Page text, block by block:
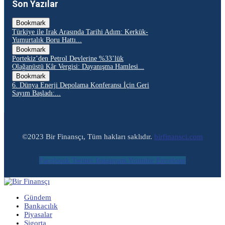
Son Yazılar
Bookmark
Türkiye ile Irak Arasında Tarihi Adım: Kerkük-
Yumurtalık Boru Hattı...
Bookmark
Portekiz’den Petrol Devlerine %33’lük
Olağanüstü Kâr Vergisi: Dayanışma Hamlesi...
Bookmark
6. Dünya Enerji Depolama Konferansı İçin Geri
Sayım Başladı:...
©2023 Bir Finansçı, Tüm hakları saklıdır. birfinansci.com
Facebook Twitter Instagram Youtube Envelope
Gündem
Bankacılık
Piyasalar
Sigorta